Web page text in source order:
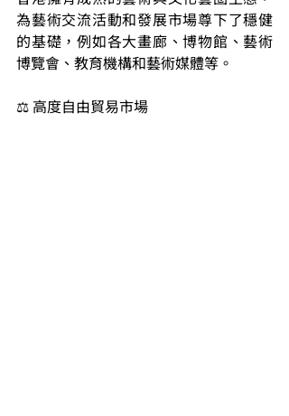
為藝術交流活動和發展市場尊下了穩健
的基礎，例如各大畫廊、博物館、藝術
博覽會、教育機構和藝術媒體等。
⚖️ 高度自由貿易市場